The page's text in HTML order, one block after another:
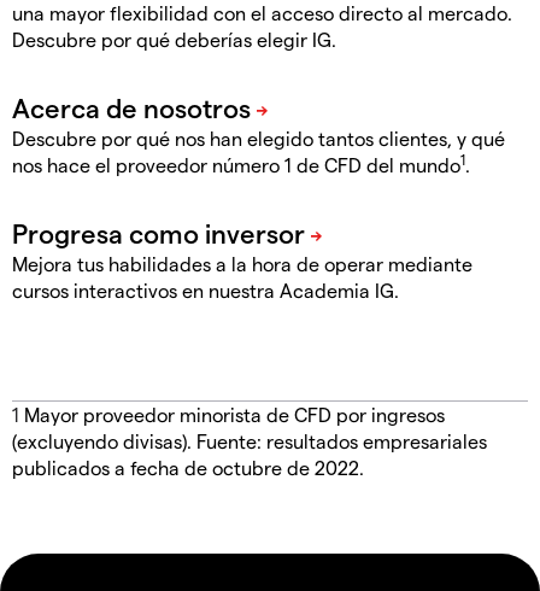
una mayor flexibilidad con el acceso directo al mercado.
Descubre por qué deberías elegir IG.
Descubre por qué nos han elegido tantos clientes, y qué
nos hace el proveedor número 1 de CFD del mundo1.
Mejora tus habilidades a la hora de operar mediante
cursos interactivos en nuestra Academia IG.
1 Mayor proveedor minorista de CFD por ingresos
(excluyendo divisas). Fuente: resultados empresariales
publicados a fecha de octubre de 2022.